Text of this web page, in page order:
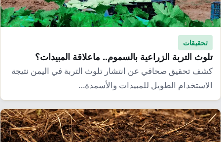
تحقيقات
تلوث التربة الزراعية بالسموم.. ماعلاقة المبيدات؟
كشف تحقيق صحافي عن انتشار تلوث التربة في اليمن نتيجة
الاستخدام الطويل للمبيدات والأسمدة…